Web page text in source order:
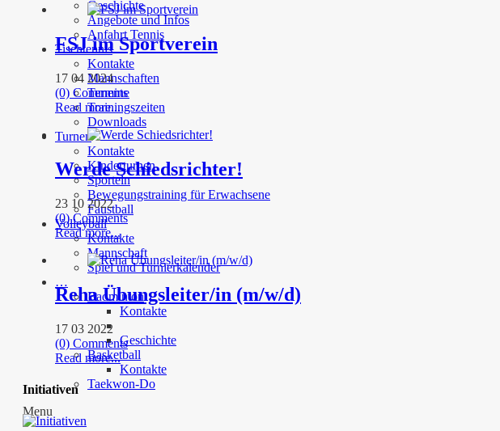
Geschichte
Angebote und Infos
Anfahrt Tennis
Tischtennis
Kontakte
Mannschaften
Termine
Trainingszeiten
Downloads
Turnen
Kontakte
Kinderturnen
Sporteln
Bewegungstraining für Erwachsene
Faustball
Volleyball
Kontakte
Mannschaft
Spiel und Turnierkalender
…
Badminton
Kontakte
Geschichte
Basketball
Kontakte
Taekwon-Do
Menu
FSJ im Sportverein
17 04 2024
(0) Comments
Read more...
Werde Schiedsrichter!
23 10 2022
(0) Comments
Read more...
Reha Übungsleiter/in (m/w/d)
17 03 2022
(0) Comments
Read more...
Initiativen